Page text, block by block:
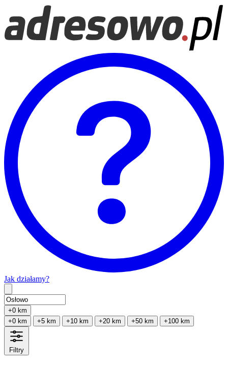
Jak działamy?
+0 km
+0 km
+5 km +10 km +20 km +50 km +100 km
Filtry